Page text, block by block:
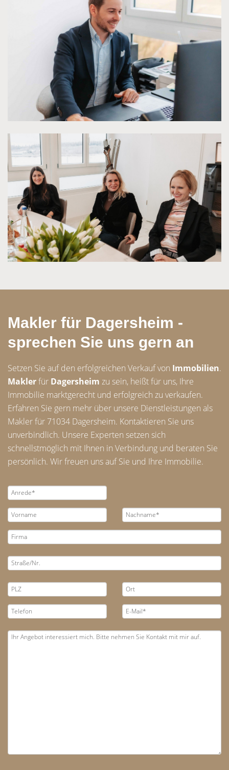
Makler für Dagersheim -
sprechen Sie uns gern an
Setzen Sie auf den erfolgreichen Verkauf von Immobilien.
Maklerfür Dagersheim zu sein, heißt für uns, Ihre
Immobilie marktgerecht und erfolgreich zu verkaufen.
Erfahren Sie gern mehr über unsere Dienstleistungen als
Makler für 71034 Dagersheim. Kontaktieren Sie uns
unverbindlich. Unsere Experten setzen sich
schnellstmöglich mit Ihnen in Verbindung und beraten Sie
persönlich. Wir freuen uns auf Sie und Ihre Immobilie.